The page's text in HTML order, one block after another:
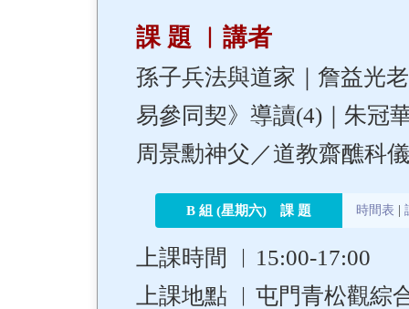
課 題 ︳講者
孫子兵法與道家｜詹益光
易參同契》導讀(4)｜朱冠
周景勳神父／道教齋醮科
B 組 (星期六) 課 題 時間表
上課時間 ︳15:00-17:00
上課地點 ︳屯門青松觀綜